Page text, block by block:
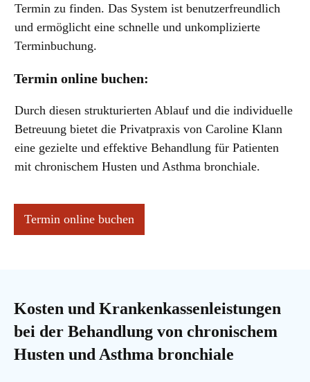
Termin zu finden. Das System ist benutzerfreundlich
und ermöglicht eine schnelle und unkomplizierte
Terminbuchung.
Termin online buchen:
Durch diesen strukturierten Ablauf und die individuelle
Betreuung bietet die Privatpraxis von Caroline Klann
eine gezielte und effektive Behandlung für Patienten
mit chronischem Husten und Asthma bronchiale.
Termin online buchen
Kosten und Krankenkassenleistungen
bei der Behandlung von chronischem
Husten und Asthma bronchiale